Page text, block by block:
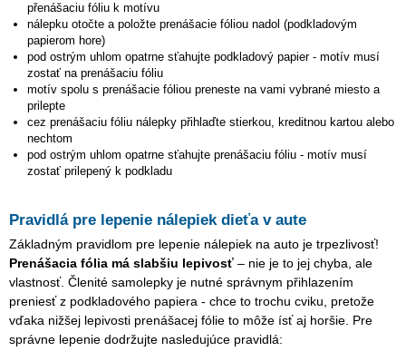
přenášaciu fóliu k motívu
nálepku otočte a položte prenášacie fóliou nadol (podkladovým
papierom hore)
pod ostrým uhlom opatrne sťahujte podkladový papier - motív musí
zostať na prenášaciu fóliu
motív spolu s prenášacie fóliou preneste na vami vybrané miesto a
prilepte
cez prenášaciu fóliu nálepky přihlaďte stierkou, kreditnou kartou alebo
nechtom
pod ostrým uhlom opatrne sťahujte prenášaciu fóliu - motív musí
zostať prilepený k podkladu
Pravidlá pre lepenie nálepiek dieťa v aute
Základným pravidlom pre lepenie nálepiek na auto je trpezlivosť!
Prenášacia fólia má slabšiu lepivosť – nie je to jej chyba, ale
vlastnosť. Členité samolepky je nutné správnym přihlazením
preniesť z podkladového papiera - chce to trochu cviku, pretože
vďaka nižšej lepivosti prenášacej fólie to môže ísť aj horšie. Pre
správne lepenie dodržujte nasledujúce pravidlá: